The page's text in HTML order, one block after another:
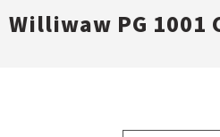
Williwaw PG 1001